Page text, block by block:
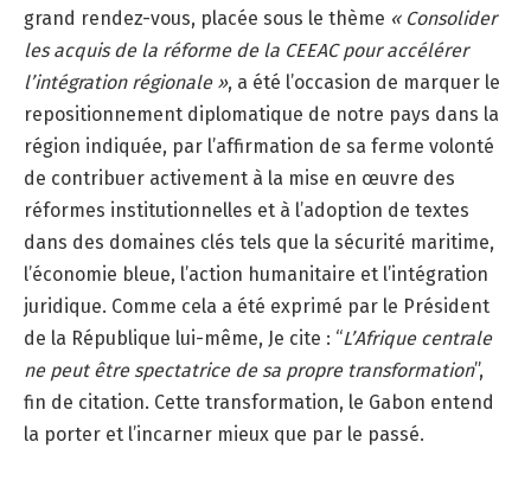
grand rendez-vous, placée sous le thème « Consolider
les acquis de la réforme de la CEEAC pour accélérer
l’intégration régionale », a été l’occasion de marquer le
repositionnement diplomatique de notre pays dans la
région indiquée, par l’affirmation de sa ferme volonté
de contribuer activement à la mise en œuvre des
réformes institutionnelles et à l’adoption de textes
dans des domaines clés tels que la sécurité maritime,
l’économie bleue, l’action humanitaire et l’intégration
juridique. Comme cela a été exprimé par le Président
de la République lui-même, Je cite : “L’Afrique centrale
ne peut être spectatrice de sa propre transformation”,
fin de citation. Cette transformation, le Gabon entend
la porter et l’incarner mieux que par le passé.